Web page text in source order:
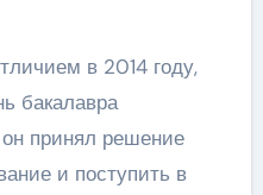
в 2014 году,
бакалавра
принял решение
и поступить в